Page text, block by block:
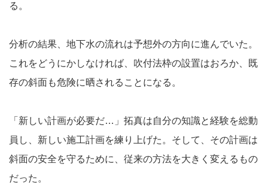
る。
分析の結果、地下水の流れは予想外の方向に進んでいた。
これをどうにかしなければ、吹付法枠の設置はおろか、既
存の斜面も危険に晒されることになる。
「新しい計画が必要だ…」拓真は自分の知識と経験を総動
員し、新しい施工計画を練り上げた。そして、その計画は
斜面の安全を守るために、従来の方法を大きく変えるもの
だった。